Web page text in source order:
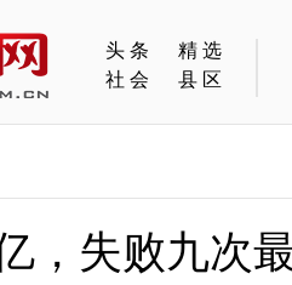
头条
精选
社会
县区
，失败九次